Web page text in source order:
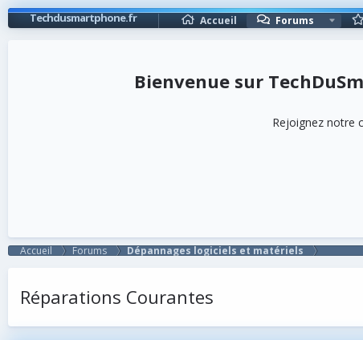
Techdusmartphone.fr Accueil Forums
Rejoignez notre
Accueil Forums Dépannages logiciels et matériels
Réparations Courantes